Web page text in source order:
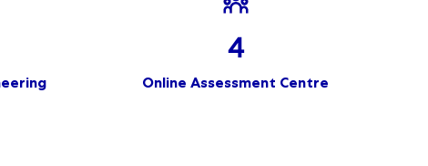
4
Online Assessment Centre